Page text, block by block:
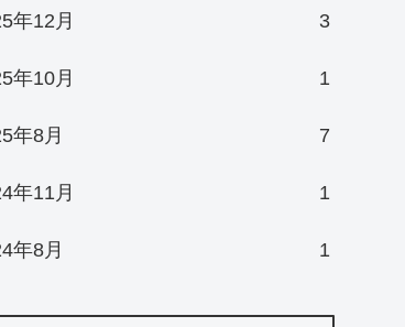
年12月 3
年10月 1
年8月 7
年11月 1
年8月 1